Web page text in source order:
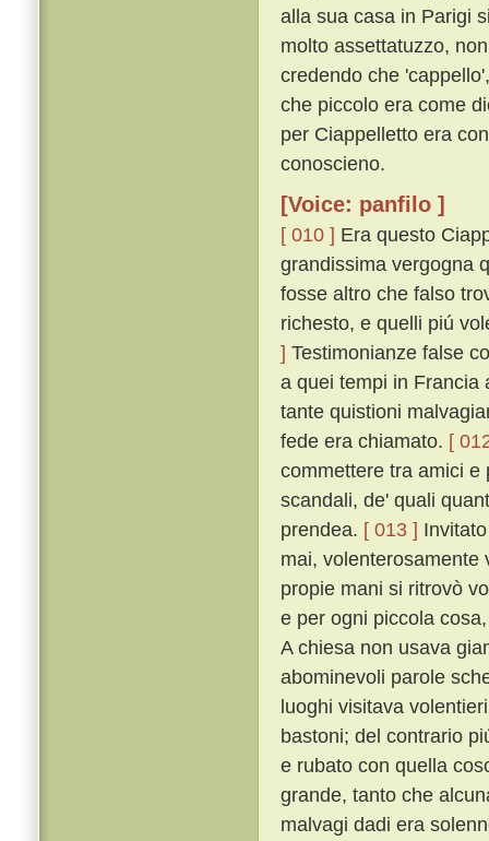
alla sua casa in Parigi
molto assettatuzzo,
credendo che
che piccolo era come
per Ciappelletto era
conoscieno.
[Voice: panfilo ]
[ 010 ] Era questo
grandissima vergogna
fosse altro che falso
richesto, e quelli piú
] Testimonianze false
a quei tempi in Francia
tante quistioni
fede era chiamato. [
commettere tra amici e
scandali, de' quali
prendea. [ 013 ]
mai, volenterosamente
propie mani si ritrovò
e per ogni piccola
A chiesa non usava
abominevoli parole
luoghi visitava
bastoni; del contrario
e rubato con quella
grande, tanto che
malvagi dadi era